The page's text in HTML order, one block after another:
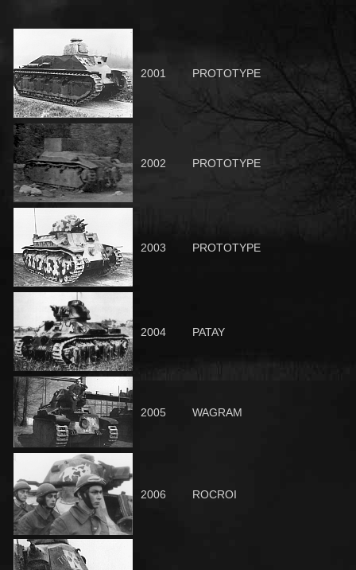
2001 PROTOTYPE
2002 PROTOTYPE
2003 PROTOTYPE
2004 PATAY
2005 WAGRAM
2006 ROCROI